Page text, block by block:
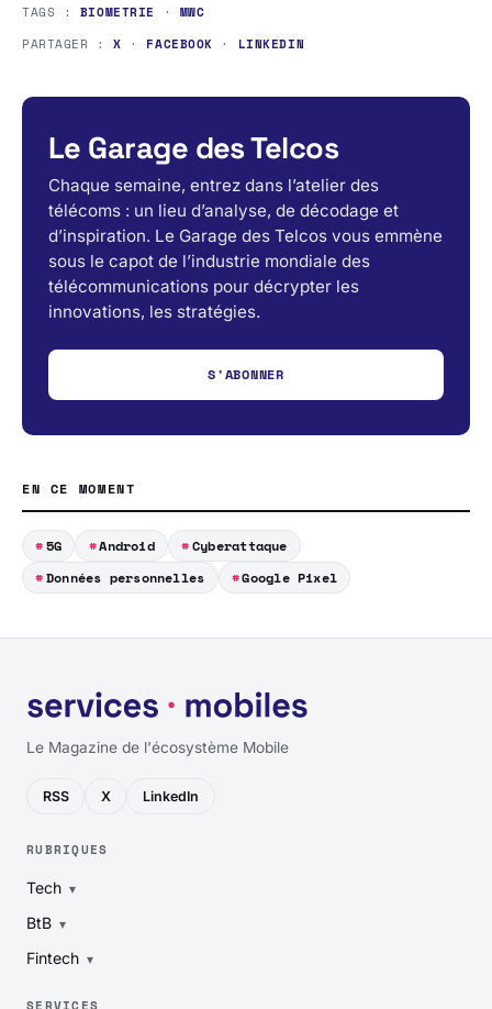
TAGS : BIOMETRIE · MWC
PARTAGER :X · FACEBOOK · LINKEDIN
Le Garage des Telcos
Chaque semaine, entrez dans l’atelier des
télécoms : un lieu d’analyse, de décodage et
d’inspiration. Le Garage des Telcos vous emmène
sous le capot de l’industrie mondiale des
télécommunications pour décrypter les
innovations, les stratégies.
S'ABONNER
EN CE MOMENT
5G Android
Cyberattaque
Données personnelles
Google Pixel
Le Magazine de l'écosystème Mobile
RSS X LinkedIn
RUBRIQUES
Tech
BtB
Fintech